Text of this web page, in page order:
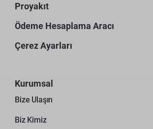
Proyakıt
Ödeme Hesaplama Aracı
Çerez Ayarları
Kurumsal
Bize Ulaşın
Biz Kimiz